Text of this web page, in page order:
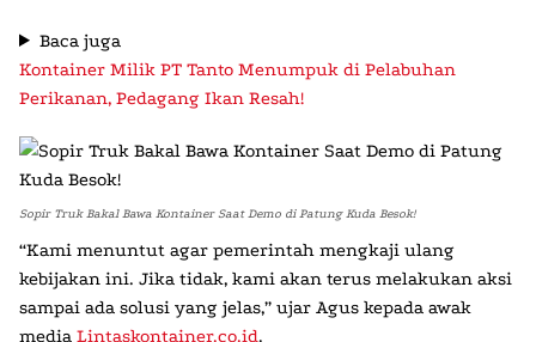
Baca juga
Kontainer Milik PT Tanto Menumpuk di Pelabuhan
Perikanan, Pedagang Ikan Resah!
Sopir Truk Bakal Bawa Kontainer Saat Demo di Patung Kuda Besok!
“Kami menuntut agar pemerintah mengkaji ulang
kebijakan ini. Jika tidak, kami akan terus melakukan aksi
sampai ada solusi yang jelas,” ujar Agus kepada awak
media Lintaskontainer.co.id.